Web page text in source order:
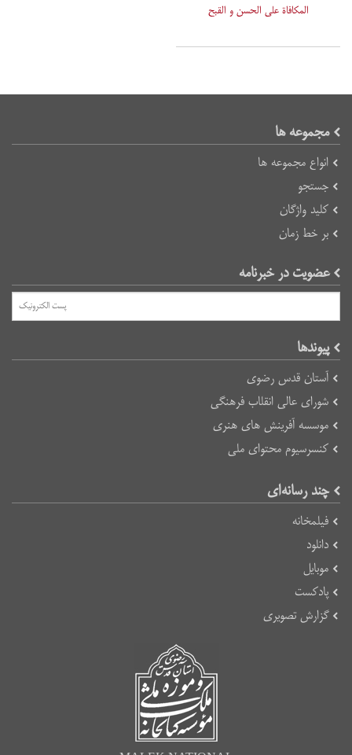
المکافاة علی الحسن و القبح
مجموعه ها
انواع مجموعه ها
جستجو
کلید واژگان
بر خط زمان
عضویت در خبرنامه
پیوند‌ها
آستان قدس رضوی
شورای عالی انقلاب فرهنگی
موسسه آفرینش های هنری
کنسرسیوم محتوای ملی
چند رسانه‌ای
فیلمخانه
دانلود
موبایل
پادکست
گزارش تصویری